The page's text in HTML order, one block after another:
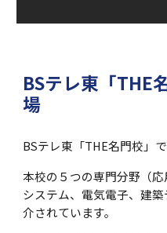
BSテレ東「THE
場
BSテレ東「THE名門校」
本校の５つの専門分野（
システム、電気電子、建
介されています。